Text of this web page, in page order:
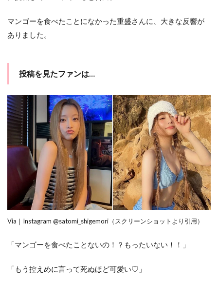
マンゴーを食べたことになかった重盛さんに、大きな反響が
ありました。
投稿を見たファンは…
Via｜Instagram @satomi_shigemori（スクリーンショットより引用）
「マンゴーを食べたことないの！？もったいない！！」
「もう控えめに言って死ぬほど可愛い♡」